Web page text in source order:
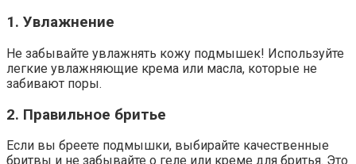
1. Увлажнение
Не забывайте увлажнять кожу подмышек! Используйте
легкие увлажняющие крема или масла, которые не
забивают поры.
2. Правильное бритье
Если вы бреете подмышки, выбирайте качественные
бритвы и не забывайте о геле или креме для бритья. Это